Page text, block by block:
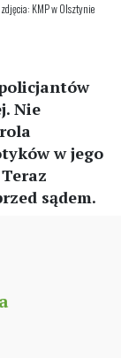
KMP w Olsztynie
Nie
w jego
sądem.